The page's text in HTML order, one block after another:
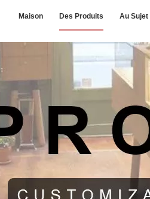
Maison Des Produits Au Sujet